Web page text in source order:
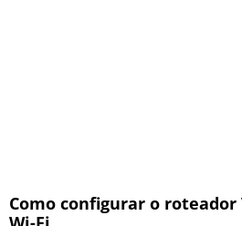
Como configurar o roteador